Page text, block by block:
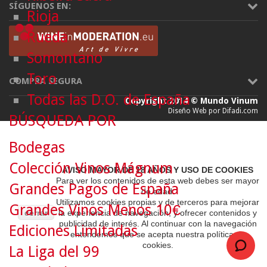
SÍGUENOS EN:
COMPRA SEGURA
cerrar
AVISO MAYOR DE 18 AÑOS Y USO DE COOKIES
Para ver los contenidos de esta web debes ser mayor
de edad.
Utilizamos cookies propias y de terceros para mejorar
la experiencia de navegación, y ofrecer contenidos y
publicidad de interés. Al continuar con la navegación
entendemos que se acepta nuestra política de
cookies.
Rioja
Rueda
Somontano
Toro
Todas las D.O. de España
BÚSQUEDA POR
Bodegas
Colección Vinos Mágnum
Grandes Pagos de España
Grandes Vinos Menos 10€
Ediciones Limitadas
La Liga del 99
Copyright 2014 © Mundo Vinum
Diseño Web por Difadi.com